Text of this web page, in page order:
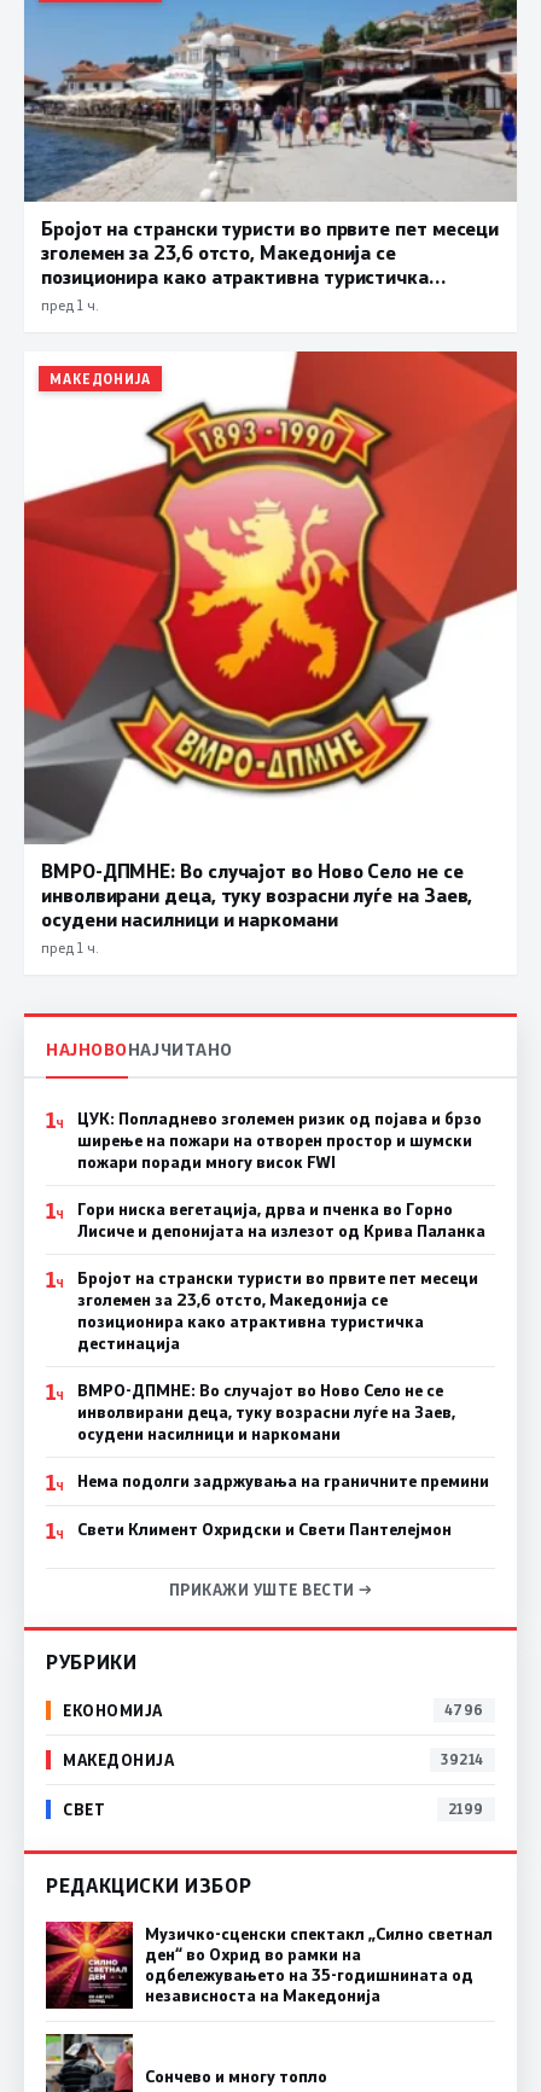
Бројот на странски туристи во првите пет месеци
зголемен за 23,6 отсто, Македонија се
позиционира како атрактивна туристичка
дестинација
пред 1 ч.
МАКЕДОНИЈА
ВМРО-ДПМНЕ: Во случајот во Ново Село не се
инволвирани деца, туку возрасни луѓе на Заев,
осудени насилници и наркомани
пред 1 ч.
НАЈНОВОНАЈЧИТАНО
1Ч
ЦУК: Попладнево зголемен ризик од појава и брзо
ширење на пожари на отворен простор и шумски
пожари поради многу висок FWI
1Ч
Гори ниска вегетација, дрва и пченка во Горно
Лисиче и депонијата на излезот од Крива Паланка
1Ч
Бројот на странски туристи во првите пет месеци
зголемен за 23,6 отсто, Македонија се
позиционира како атрактивна туристичка
дестинација
1Ч
ВМРО-ДПМНЕ: Во случајот во Ново Село не се
инволвирани деца, туку возрасни луѓе на Заев,
осудени насилници и наркомани
1Ч Нема подолги задржувања на граничните премини
1Ч Свети Климент Охридски и Свети Пантелејмон
ПРИКАЖИ УШТЕ ВЕСТИ →
РУБРИКИ
ЕКОНОМИЈА 4796
МАКЕДОНИЈА 39214
СВЕТ 2199
РЕДАКЦИСКИ ИЗБОР
Музичко-сценски спектакл „Силно светнал
ден“ во Охрид во рамки на
одбележувањето на 35-годишнината од
независноста на Македонија
Сончево и многу топло